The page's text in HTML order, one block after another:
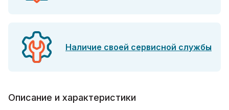
Наличие своей сервисной службы
Описание и характеристики